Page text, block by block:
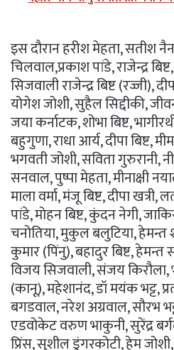
इस दौरान हरीश मेहता, सतीश
चिलवाल,प्रकाश पांडे, राजेन्द्र
सिजवाली राजेन्द्र बिष्ट (रज्जी),
योगेश जोशी, सुहैल सिद्दीकी,
जया कर्नाटक, शोभा बिष्ट,
बहुगुणा, राधा आर्य, दीपा बिष्ट,
भगवती जोशी, सविता गुरुरानी,
सनवाल, पुष्पा मेहता, मीनाक्षी
माला वर्मा, मंजू बिष्ट, दीपा खत्री,
पांडे, मोहन बिष्ट, कुंदन नेगी,
चनोतिया, मुकुल बलुटिया, हेमन्त
कुमार (पिंनु), बहादुर बिष्ट,
विजय सिजवाली, संजय किरौला,
(कानू), महेशानंद, डॉ मयंक भट्ट,
बगडवाल, नरेश अग्रवाल, सौरभ
एडवोकेट वरुण भाकुनी, सुरेंद्र
प्रिंस, सुशील डुंगरकोटी, हेम